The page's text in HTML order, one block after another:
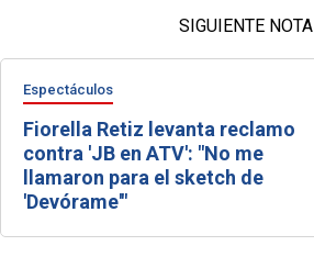
SIGUIENTE NOTA
Espectáculos
Fiorella Retiz levanta reclamo
contra 'JB en ATV': "No me
llamaron para el sketch de
'Devórame'"